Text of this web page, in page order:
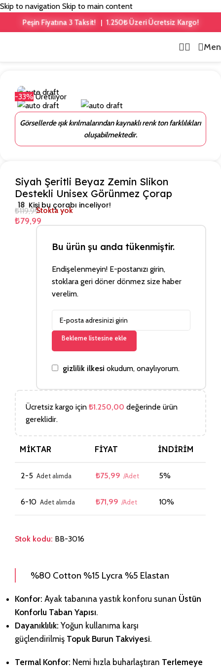
Skip to navigation Skip to main content
Peşin Fiyatına 3 Taksit! | 1.250₺ Üzeri Ücretsiz Kargo!
-33% Üretiliyor
Görsellerde ışık kırılmalarından kaynaklı renk ton farklılıkları
oluşabilmektedir.
Siyah Şeritli Beyaz Zemin Slikon
Destekli Unisex Görünmez Çorap
18 Kişi bu çorabı inceliyor!
₺119,99
₺79,99
Stokta yok
Bu ürün şu anda tükenmiştir.
Endişelenmeyin! E-postanızı girin,
stoklara geri döner dönmez size haber
verelim.
Bekleme listesine ekle
gizlilik ilkesi okudum, onaylıyorum.
Ücretsiz kargo için ₺1.250,00 değerinde ürün
gereklidir.
MIKTAR FIYAT İNDIRIM
2-5 ₺75,99 5%
6-10 ₺71,99 10%
Stok kodu: BB-3016
%80 Cotton %15 Lycra %5 Elastan
Konfor: Ayak tabanına yastık konforu sunan Üstün
Konforlu Taban Yapısı.
Dayanıklılık: Yoğun kullanıma karşı
güçlendirilmiş Topuk Burun Takviyesi.
Termal Konfor: Nemi hızla buharlaştıran Terlemeye